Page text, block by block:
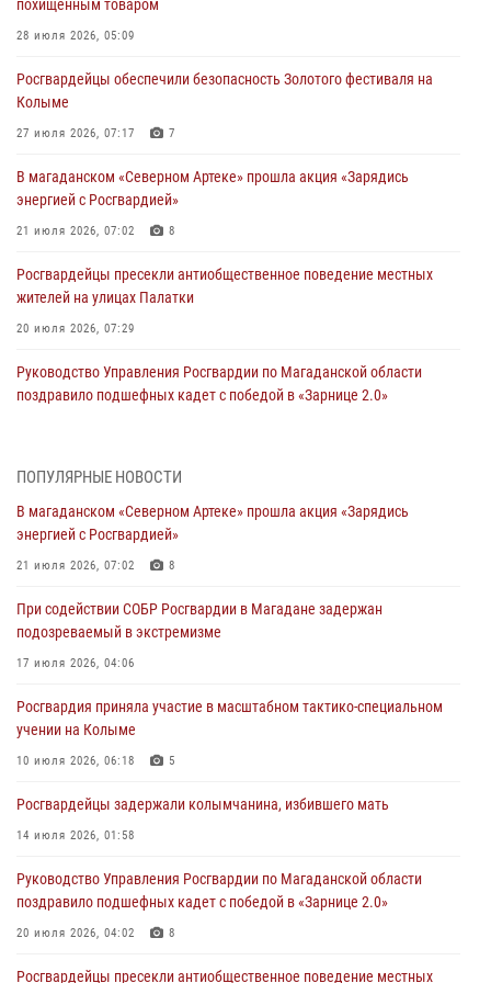
похищенным товаром
28 июля 2026, 05:09
Росгвардейцы обеспечили безопасность Золотого фестиваля на
Колыме
27 июля 2026, 07:17 7
В магаданском «Северном Артеке» прошла акция «Зарядись
энергией с Росгвардией»
21 июля 2026, 07:02 8
Росгвардейцы пресекли антиобщественное поведение местных
жителей на улицах Палатки
20 июля 2026, 07:29
Руководство Управления Росгвардии по Магаданской области
поздравило подшефных кадет с победой в «Зарнице 2.0»
При содействии СОБР Росгвардии в Магадане задержан
«Каникулы с Росгвардией» продолжаются на Колыме
Начальник Главного штаба – первый заместитель директора
Росгвардии Герой России генерал-полковник Сергей Бойко
15 июля 2026, 06:21
Кинологический тандем из Магадана завоевал бронзу на
15 июля 2026, 04:34
ПОПУЛЯРНЫЕ НОВОСТИ
В магаданском «Северном Артеке» прошла акция «Зарядись
энергией с Росгвардией»
21 июля 2026, 07:02 8
При содействии СОБР Росгвардии в Магадане задержан
подозреваемый в экстремизме
17 июля 2026, 04:06
Росгвардия приняла участие в масштабном тактико-специальном
учении на Колыме
10 июля 2026, 06:18 5
Росгвардейцы задержали колымчанина, избившего мать
14 июля 2026, 01:58
Руководство Управления Росгвардии по Магаданской области
поздравило подшефных кадет с победой в «Зарнице 2.0»
20 июля 2026, 04:02 8
Росгвардейцы пресекли антиобщественное поведение местных